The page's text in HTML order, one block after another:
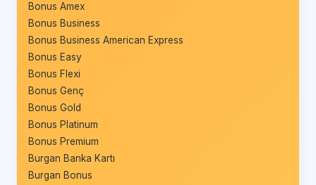
Bonus Amex
Bonus Business
Bonus Business American Express
Bonus Easy
Bonus Flexi
Bonus Genç
Bonus Gold
Bonus Platinum
Bonus Premium
Burgan Banka Kartı
Burgan Bonus